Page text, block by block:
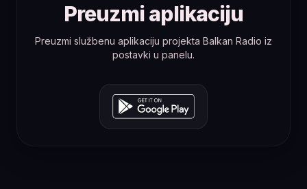
Preuzmi aplikaciju
Preuzmi službenu aplikaciju projekta Balkan Radio iz
postavki u panelu.